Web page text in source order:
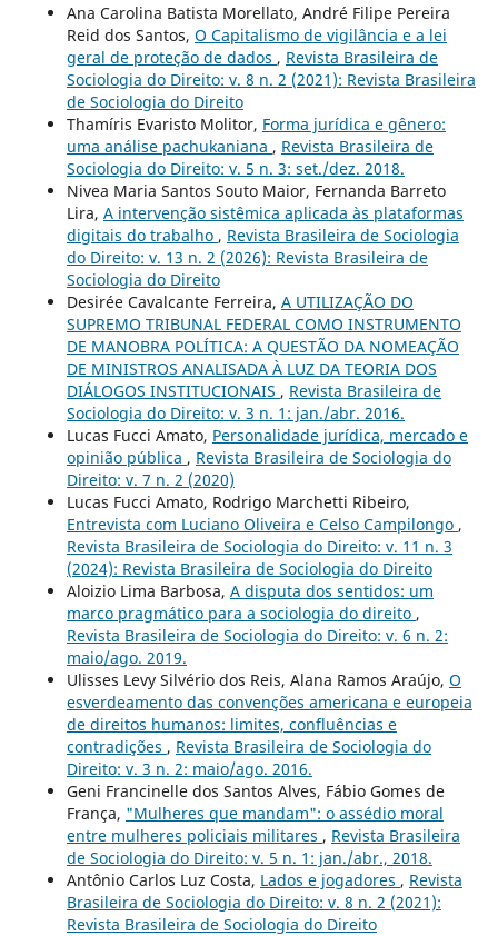
Ana Carolina Batista Morellato, André Filipe Pereira
Reid dos Santos, O Capitalismo de vigilância e a lei
geral de proteção de dados , Revista Brasileira de
Sociologia do Direito: v. 8 n. 2 (2021): Revista Brasileira
de Sociologia do Direito
Thamíris Evaristo Molitor, Forma jurídica e gênero:
uma análise pachukaniana , Revista Brasileira de
Sociologia do Direito: v. 5 n. 3: set./dez. 2018.
Nivea Maria Santos Souto Maior, Fernanda Barreto
Lira, A intervenção sistêmica aplicada às plataformas
digitais do trabalho , Revista Brasileira de Sociologia
do Direito: v. 13 n. 2 (2026): Revista Brasileira de
Sociologia do Direito
Desirée Cavalcante Ferreira, A UTILIZAÇÃO DO
SUPREMO TRIBUNAL FEDERAL COMO INSTRUMENTO
DE MANOBRA POLÍTICA: A QUESTÃO DA NOMEAÇÃO
DE MINISTROS ANALISADA À LUZ DA TEORIA DOS
DIÁLOGOS INSTITUCIONAIS , Revista Brasileira de
Sociologia do Direito: v. 3 n. 1: jan./abr. 2016.
Lucas Fucci Amato, Personalidade jurídica, mercado e
opinião pública , Revista Brasileira de Sociologia do
Direito: v. 7 n. 2 (2020)
Lucas Fucci Amato, Rodrigo Marchetti Ribeiro,
Entrevista com Luciano Oliveira e Celso Campilongo ,
Revista Brasileira de Sociologia do Direito: v. 11 n. 3
(2024): Revista Brasileira de Sociologia do Direito
Aloizio Lima Barbosa, A disputa dos sentidos: um
marco pragmático para a sociologia do direito ,
Revista Brasileira de Sociologia do Direito: v. 6 n. 2:
maio/ago. 2019.
Ulisses Levy Silvério dos Reis, Alana Ramos Araújo, O
esverdeamento das convenções americana e europeia
de direitos humanos: limites, confluências e
contradições , Revista Brasileira de Sociologia do
Direito: v. 3 n. 2: maio/ago. 2016.
Geni Francinelle dos Santos Alves, Fábio Gomes de
França, "Mulheres que mandam": o assédio moral
entre mulheres policiais militares , Revista Brasileira
de Sociologia do Direito: v. 5 n. 1: jan./abr., 2018.
Antônio Carlos Luz Costa, Lados e jogadores , Revista
Brasileira de Sociologia do Direito: v. 8 n. 2 (2021):
Revista Brasileira de Sociologia do Direito